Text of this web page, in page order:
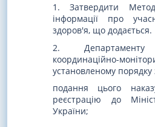
1. Затвердити
інформації про
здоров'я, що додається.
2. Департаменту
координаційно-
установленому
подання цього
реєстрацію до
України;